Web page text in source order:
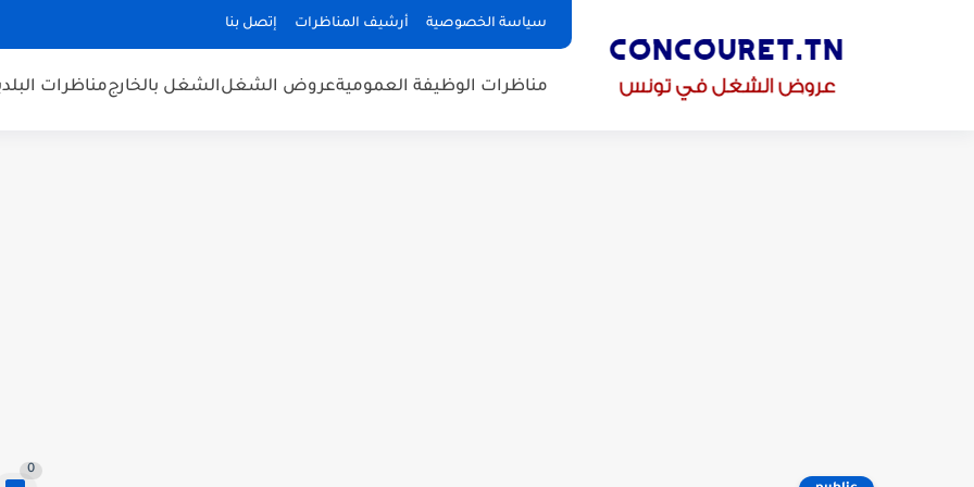
سياسة الخصوصية أرشيف المناظرات إتصل بنا
مناظرات الوظيفة العموميةعروض الشغلالشغل بالخارجمناظرات
0